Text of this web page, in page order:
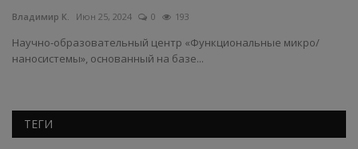
Владимир К. Июн 25, 2024 0 193
Научно-образовательный центр «Функциональные микро/
наносистемы», основанный на базе...
ТЕГИ